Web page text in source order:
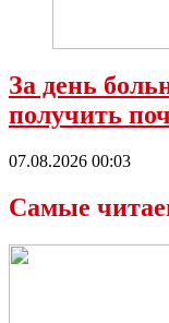
За день
получить
07.08.2026 00:03
Самые